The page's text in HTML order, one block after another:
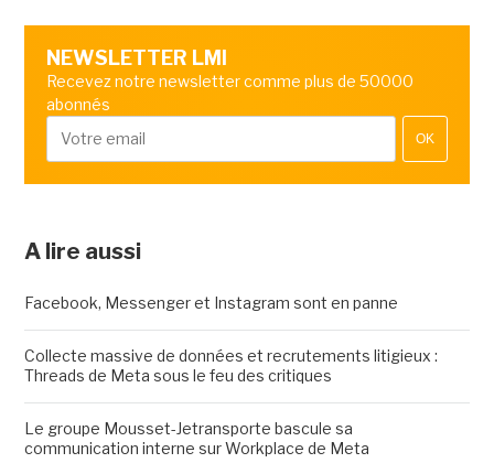
NEWSLETTER LMI
Recevez notre newsletter comme plus de 50000
abonnés
OK
A lire aussi
Facebook, Messenger et Instagram sont en panne
Collecte massive de données et recrutements litigieux :
Threads de Meta sous le feu des critiques
Le groupe Mousset-Jetransporte bascule sa
communication interne sur Workplace de Meta